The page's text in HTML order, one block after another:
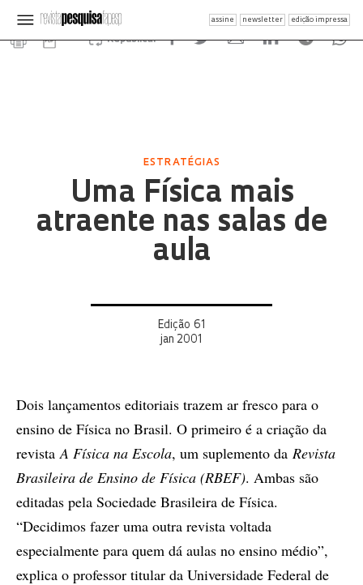
assine newsletter edição impressa
Republicar
ESTRATÉGIAS
Uma Física mais
atraente nas salas de
aula
Edição 61
jan 2001
Dois lançamentos editoriais trazem ar fresco para o
ensino de Física no Brasil. O primeiro é a criação da
revistaA Física na Escola, um suplemento da Revista
Brasileira de Ensino de Física (RBEF). Ambas são
editadas pela Sociedade Brasileira de Física.
“Decidimos fazer uma outra revista voltada
especialmente para quem dá aulas no ensino médio”,
explica o professor titular da Universidade Federal de